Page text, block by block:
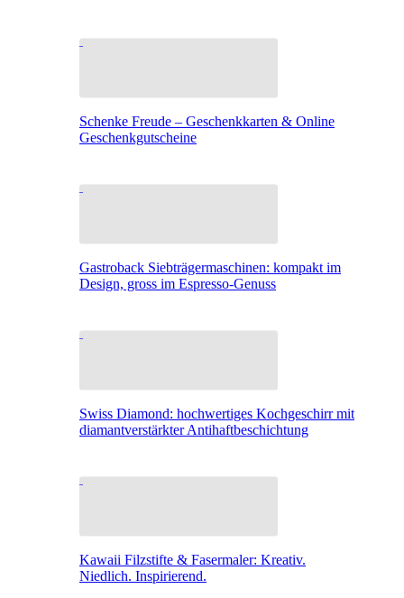
Schenke Freude – Geschenkkarten & Online
Geschenkgutscheine
Gastroback Siebträgermaschinen: kompakt im
Design, gross im Espresso-Genuss
Swiss Diamond: hochwertiges Kochgeschirr mit
diamantverstärkter Antihaftbeschichtung
Kawaii Filzstifte & Fasermaler: Kreativ.
Niedlich. Inspirierend.